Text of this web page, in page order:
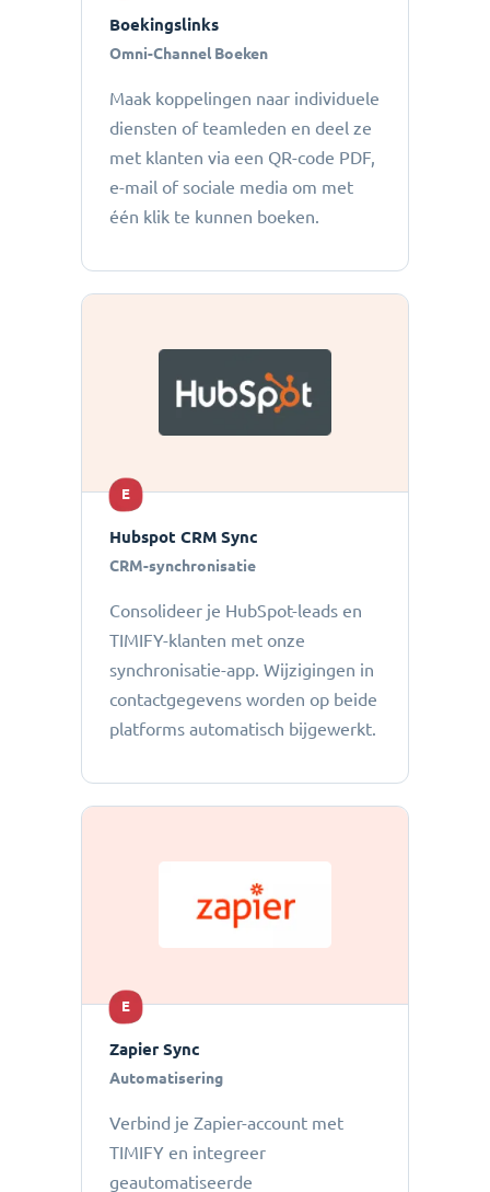
Boekingslinks
Omni-Channel Boeken
Maak koppelingen naar individuele
diensten of teamleden en deel ze
met klanten via een QR-code PDF,
e-mail of sociale media om met
één klik te kunnen boeken.
E
Hubspot CRM Sync
CRM-synchronisatie
Consolideer je HubSpot-leads en
TIMIFY-klanten met onze
synchronisatie-app. Wijzigingen in
contactgegevens worden op beide
platforms automatisch bijgewerkt.
E
Zapier Sync
Automatisering
Verbind je Zapier-account met
TIMIFY en integreer
geautomatiseerde